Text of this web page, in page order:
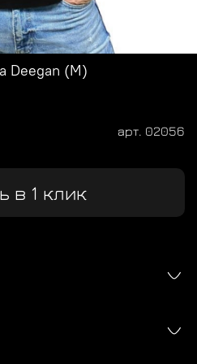
арт. 02056
Deegan (M)
в 1 клик